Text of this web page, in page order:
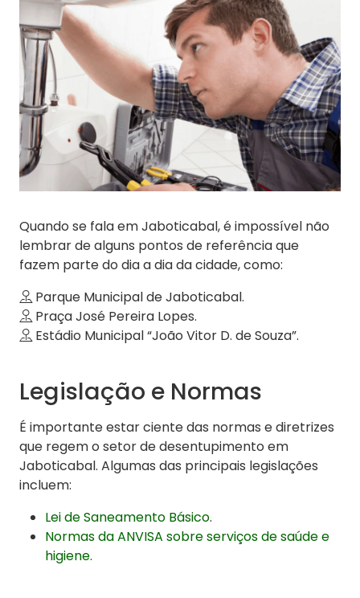
Quando se fala em Jaboticabal, é impossível não
lembrar de alguns pontos de referência que
fazem parte do dia a dia da cidade, como:
Parque Municipal de Jaboticabal.
Praça José Pereira Lopes.
Estádio Municipal “João Vitor D. de Souza”.
Legislação e Normas
É importante estar ciente das normas e diretrizes
que regem o setor de desentupimento em
Jaboticabal. Algumas das principais legislações
incluem:
Lei de Saneamento Básico.
Normas da ANVISA sobre serviços de saúde e
higiene.